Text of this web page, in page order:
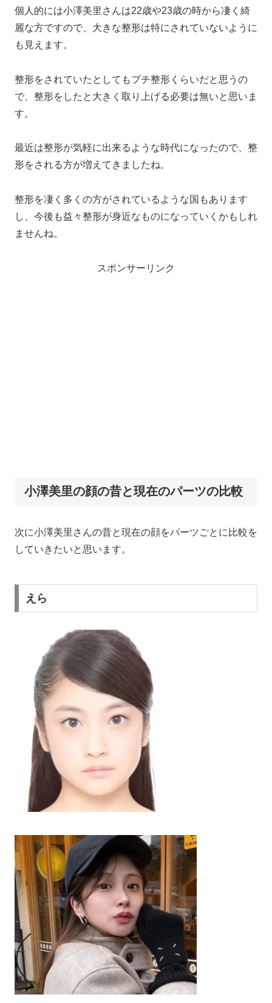
個人的には小澤美里さんは22歳や23歳の時から凄く綺
麗な方ですので、大きな整形は特にされていないように
も見えます。
整形をされていたとしてもプチ整形くらいだと思うの
で、整形をしたと大きく取り上げる必要は無いと思いま
す。
最近は整形が気軽に出来るような時代になったので、整
形をされる方が増えてきましたね。
整形を凄く多くの方がされているような国もあります
し、今後も益々整形が身近なものになっていくかもしれ
ませんね。
スポンサーリンク
小澤美里の顔の昔と現在のパーツの比較
次に小澤美里さんの昔と現在の顔をパーツごとに比較を
していきたいと思います。
えら